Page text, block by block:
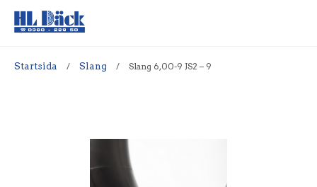
Startsida / Slang / Slang 6,00-9 JS2 – 9